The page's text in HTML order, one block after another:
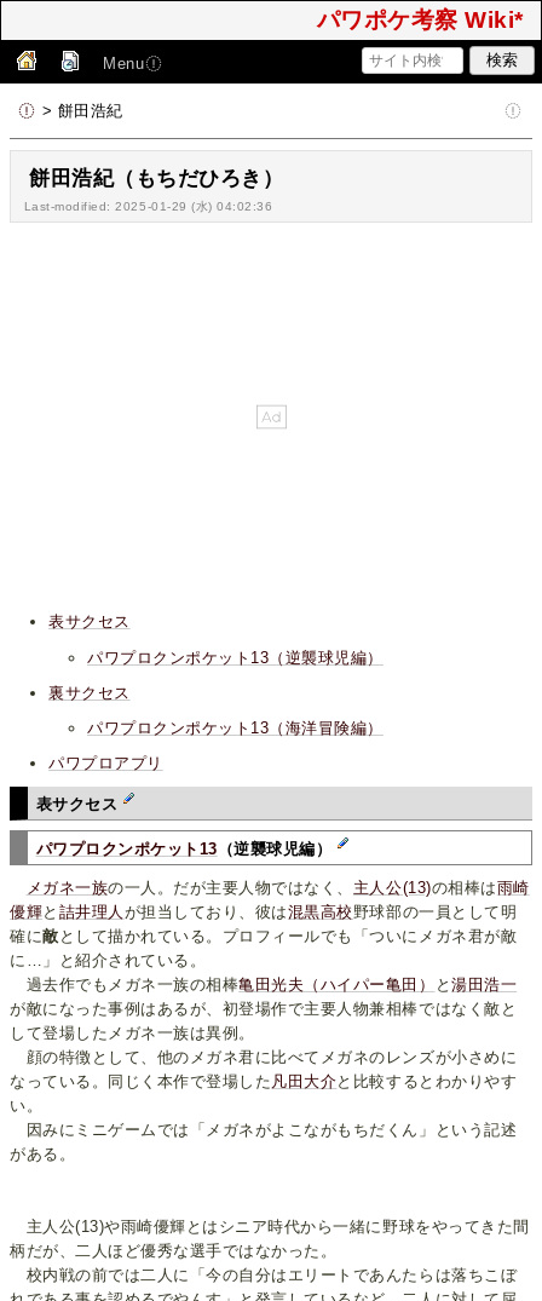
パワポケ考察 Wiki*
Menu
> 餅田浩紀
餅田浩紀（もちだひろき）
Last-modified: 2025-01-29 (水) 04:02:36
表サクセス
パワプロクンポケット13（逆襲球児編）
裏サクセス
パワプロクンポケット13（海洋冒険編）
パワプロアプリ
表サクセス
パワプロクンポケット13 （逆襲球児編）
メガネ一族の一人。だが主要人物ではなく、 主人公(13)の相棒は雨崎
優輝と 詰井理人 が担当しており、彼は混黒高校野球部の一員として明
確に敵 として描かれている。プロフィールでも「ついにメガネ君が敵
に…」と紹介されている。
過去作でもメガネ一族の相棒亀田光夫（ハイパー亀田） と湯田浩一
が敵になった事例はあるが、初登場作で主要人物兼相棒ではなく敵と
して登場したメガネ一族は異例。
顔の特徴として、他のメガネ君に比べてメガネのレンズが小さめに
なっている。同じく本作で登場した 凡田大介と比較するとわかりやす
い。
因みにミニゲームでは「メガネがよこながもちだくん」という記述
がある。
主人公(13)や雨崎優輝とはシニア時代から一緒に野球をやってきた間
柄だが、二人ほど優秀な選手ではなかった。
校内戦の前では二人に「今の自分はエリートであんたらは落ちこぼ